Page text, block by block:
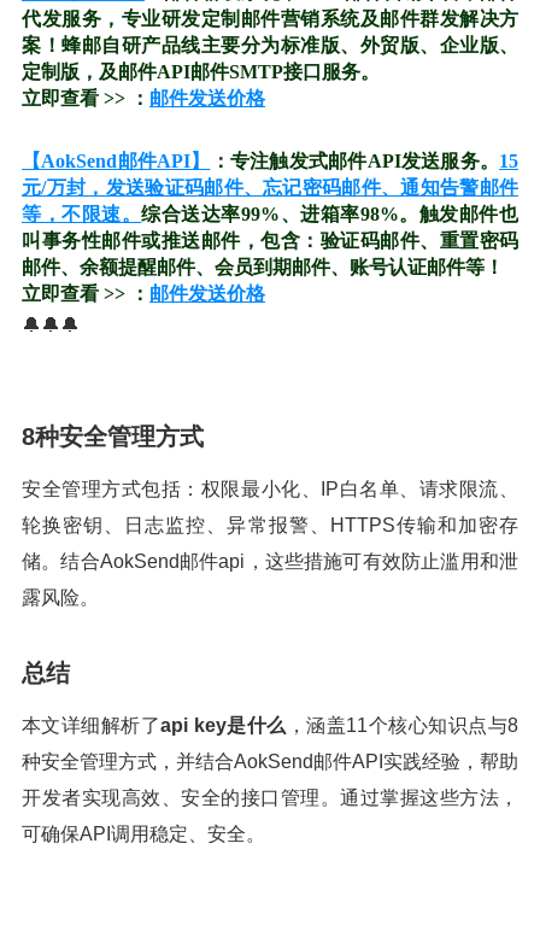
代发服务，专业研发定制邮件营销系统及邮件群发解决方
案！蜂邮自研产品线主要分为标准版、外贸版、企业版、
定制版，及邮件API邮件SMTP接口服务。
立即查看 >> ： 邮件发送价格
【AokSend邮件API】 ：专注触发式邮件API发送服务。 15
元/万封，发送验证码邮件、忘记密码邮件、通知告警邮件
等，不限速。综合送达率99%、进箱率98%。触发邮件也
叫事务性邮件或推送邮件，包含：验证码邮件、重置密码
邮件、余额提醒邮件、会员到期邮件、账号认证邮件等！
立即查看 >> ： 邮件发送价格
🔔🔔🔔
8种安全管理方式
安全管理方式包括：权限最小化、IP白名单、请求限流、
轮换密钥、日志监控、异常报警、HTTPS传输和加密存
储。结合AokSend邮件api，这些措施可有效防止滥用和泄
露风险。
总结
本文详细解析了api key是什么 ，涵盖11个核心知识点与8
种安全管理方式，并结合AokSend邮件API实践经验，帮助
开发者实现高效、安全的接口管理。通过掌握这些方法，
可确保API调用稳定、安全。